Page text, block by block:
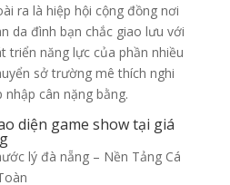
ra là hiệp hội cộng đồng nơi
da đình bạn chắc giao lưu với
triển năng lực của phần nhiều
sở trường mê thích nghi
cân nặng bằng.
diện game show tại giá